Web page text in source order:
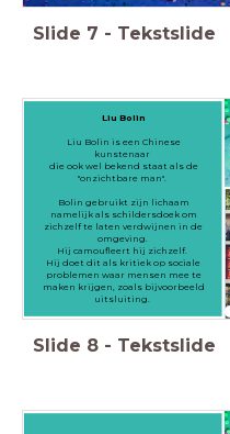
Slide 7 - Tekstslide
Liu Bolin
Liu Bolin is een Chinese
kunstenaar
die ook wel bekend staat als de
"onzichtbare man".
Bolin gebruikt zijn lichaam
namelijk als schildersdoek om
zichzelf te laten verdwijnen in de
omgeving.
Hij camoufleert hij zichzelf.
Hij doet dit als kritiek op sociale
problemen waar mensen mee te
maken krijgen, zoals bijvoorbeeld
uitsluiting.
Slide 8 - Tekstslide